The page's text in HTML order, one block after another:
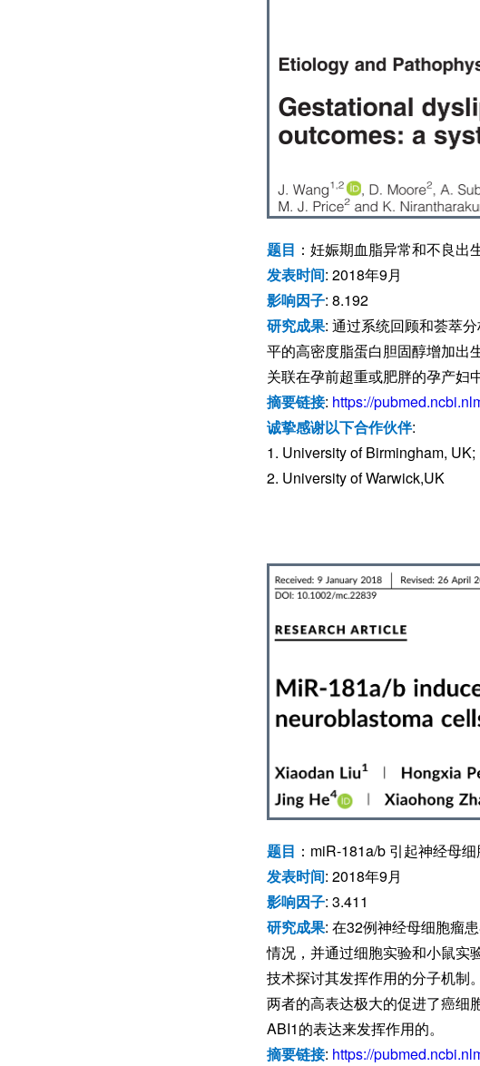
题目 ：妊娠期血脂异常和不良
发表时间: 2018年9月
影响因子: 8.192
研究成果: 通过系统回顾和荟萃
平的高密度脂蛋白胆固醇增加出
关联在孕前超重或肥胖的孕产妇
摘要链接: https://
诚挚感谢以下合作伙伴:
1. University of Birmingham, UK;
2. University of Warwick,UK
题目 ：miR-181a/b 引起神经母
发表时间: 2018年9月
影响因子: 3.411
研究成果: 在32例神经母细胞瘤
情况，并通过细胞实验和小鼠实
技术探讨其发挥作用的分子机制
两者的高表达极大的促进了癌细
ABI1的表达来发挥作用的。
摘要链接: https://